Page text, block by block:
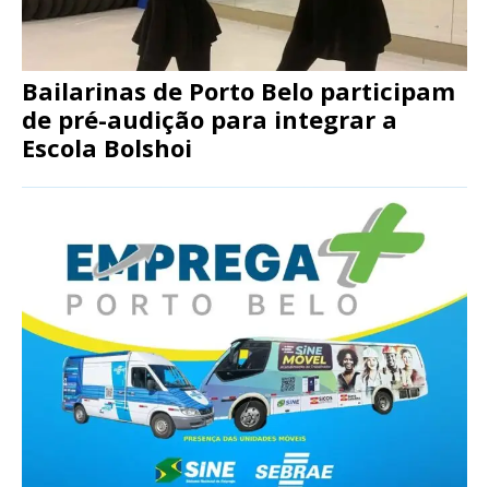
Bailarinas de Porto Belo participam
de pré-audição para integrar a
Escola Bolshoi